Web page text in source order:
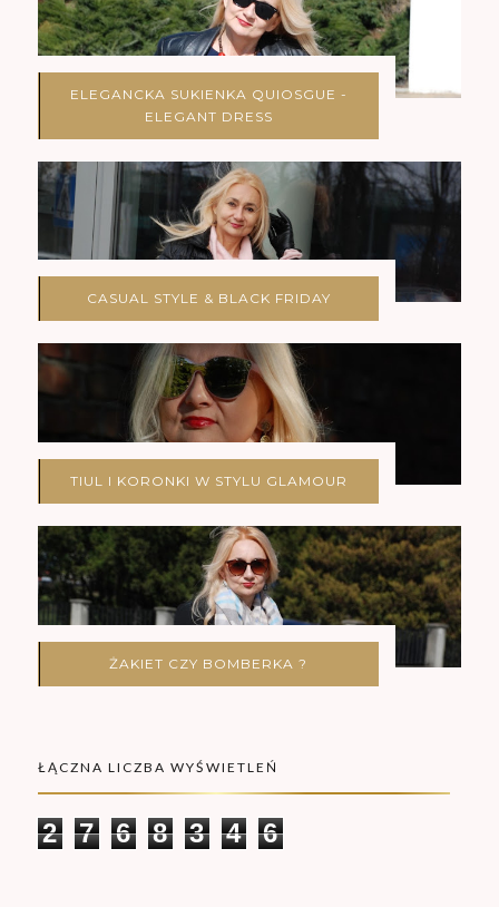
ELEGANCKA SUKIENKA QUIOSGUE -
ELEGANT DRESS
CASUAL STYLE & BLACK FRIDAY
TIUL I KORONKI W STYLU GLAMOUR
ŻAKIET CZY BOMBERKA ?
ŁĄCZNA LICZBA WYŚWIETLEŃ
2 7 6 8 3 4 6